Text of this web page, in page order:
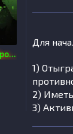
Заместитель Проекта
Для
1)
2)
3)